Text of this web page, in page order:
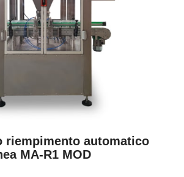
riempimento automatico
MA-R1 MOD